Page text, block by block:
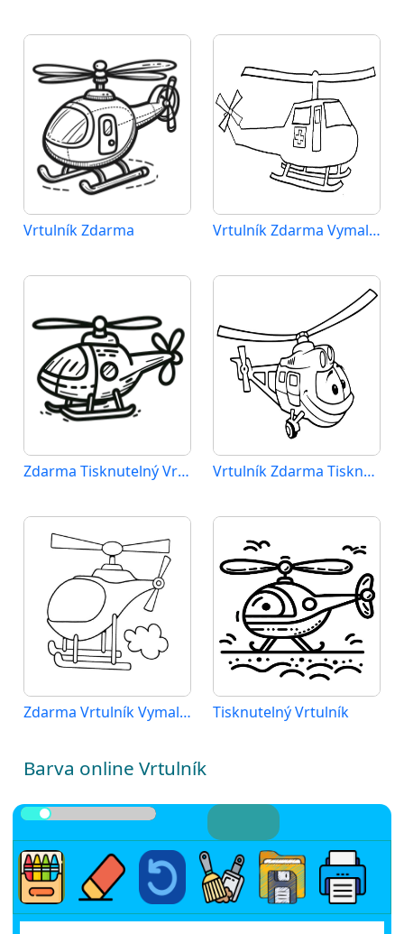
Vrtulník Zdarma Vrtulník Zdarma Vymalovatelné Obrázek
Zdarma Tisknutelný Vrtulník Vrtulník Zdarma Tisknutelný
Zdarma Vrtulník Vymalovatelné Tisknutelný Vrtulník
Barva online Vrtulník